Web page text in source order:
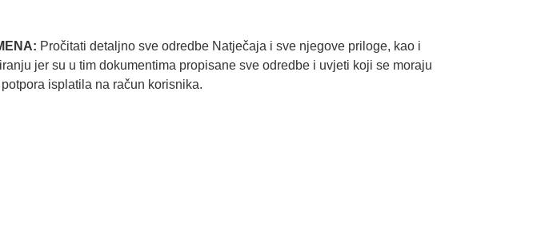
Pročitati detaljno sve odredbe Natječaja i sve njegove priloge, kao i
jer su u tim dokumentima propisane sve odredbe i uvjeti koji se moraju
isplatila na račun korisnika.